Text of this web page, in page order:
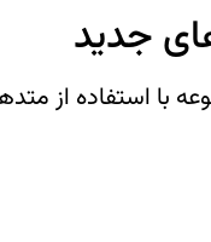
جدید
با استفاده از